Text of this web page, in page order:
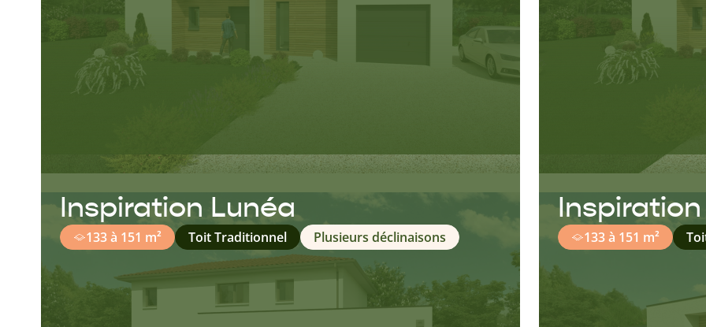
Inspiration Lunéa
133 à 151 m² Toit Traditionnel Plusieurs déclinaisons 133 à 151 m²